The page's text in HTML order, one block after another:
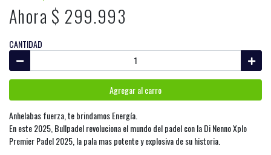
Ahora $ 299.993
CANTIDAD
Agregar al carro
Anhelabas fuerza, te brindamos Energía.
En este 2025, Bullpadel revoluciona el mundo del padel con la Di Nenno Xplo
Premier Padel 2025, la pala mas potente y explosiva de su historia.